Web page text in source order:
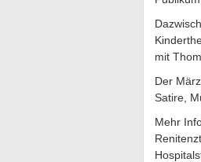
mit
Der
Satire,
Mehr